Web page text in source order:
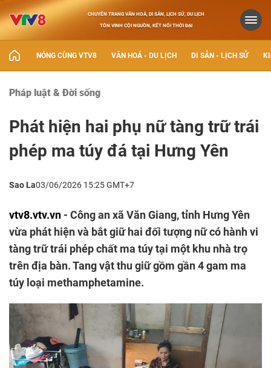
CHUYÊN TRANG VĂN HOÁ, DI SẢN, LỊCH SỬ, DU LỊCH
TÔN VINH CỘI NGUỒN, KẾT NỐI THỜI ĐẠI
NÓNG CÙNG VTV8 VĂN HOÁ - DU LỊCH DI SẢN - LỊCH SỬ
Pháp luật & Đời sống
Phát hiện hai phụ nữ tàng trữ trái
phép ma túy đá tại Hưng Yên
Sao La03/06/2026 15:25 GMT+7
vtv8.vtv.vn - Công an xã Văn Giang, tỉnh Hưng Yên
vừa phát hiện và bắt giữ hai đối tượng nữ có hành vi
tàng trữ trái phép chất ma túy tại một khu nhà trọ
trên địa bàn. Tang vật thu giữ gồm gần 4 gam ma
túy loại methamphetamine.